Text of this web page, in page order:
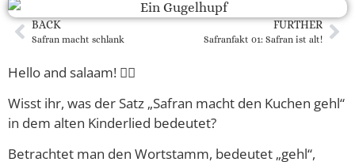
BACK
Safran macht schlank
FURTHER
Safranfakt 01: Safran ist alt!
Hello and salaam! 🙋‍♀️
Wisst ihr, was der Satz „Safran macht den Kuchen gehl“
in dem alten Kinderlied bedeutet?
Betrachtet man den Wortstamm, bedeutet „gehl“,